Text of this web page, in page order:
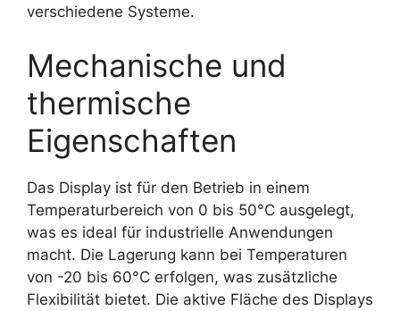
verschiedene Systeme.
Mechanische und
thermische
Eigenschaften
Das Display ist für den Betrieb in einem
Temperaturbereich von 0 bis 50°C ausgelegt,
was es ideal für industrielle Anwendungen
macht. Die Lagerung kann bei Temperaturen
von -20 bis 60°C erfolgen, was zusätzliche
Flexibilität bietet. Die aktive Fläche des Displays